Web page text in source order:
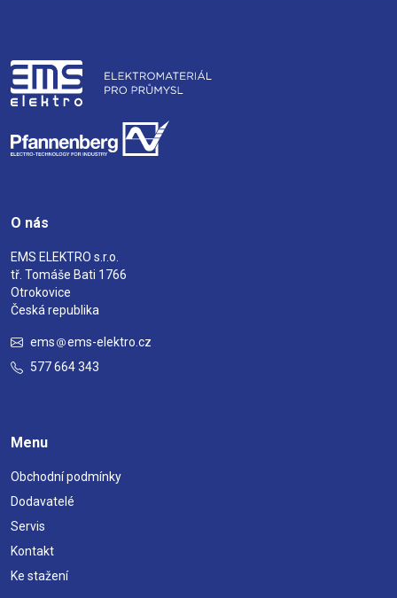
O nás
EMS ELEKTRO s.r.o.
tř. Tomáše Bati 1766
Otrokovice
Česká republika
ems
ems-elektro.cz
577 664 343
Menu
Obchodní podmínky
Dodavatelé
Servis
Kontakt
Ke stažení